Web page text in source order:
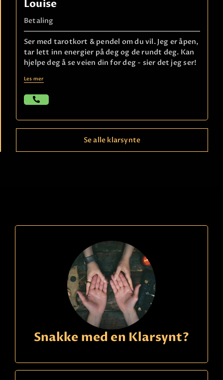
Louise
Betaling
Ser med tarotkort & pendel om du vil. Jeg er åpen,
tar lett inn energier på deg og de rundt deg. Kan
hjelpe deg å se veien din for deg - sier det jeg ser!
Les mer
Anette C
Over 30 års erfaring med Tarot! Jeg ser inn i
fremtiden og kan lese energiene som avslører
intensjoner, følelser og tanker mennesker rundt
deg har. Svensk klarsynt.
Se alle klarsynte
Snakke med en Klarsynt?